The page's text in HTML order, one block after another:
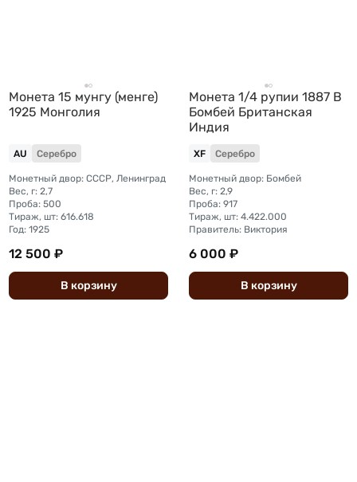
Монета 15 мунгу (менге)
1925 Монголия
AU Серебро
Монетный двор: СССР, Ленинград
Вес, г: 2,7
Проба: 500
Тираж, шт: 616.618
Год: 1925
12 500 ₽
В корзину
Монета 1/4 рупии 1887 B
Бомбей Британская
Индия
XF Серебро
Монетный двор: Бомбей
Вес, г: 2,9
Проба: 917
Тираж, шт: 4.422.000
Правитель: Виктория
6 000 ₽
В корзину